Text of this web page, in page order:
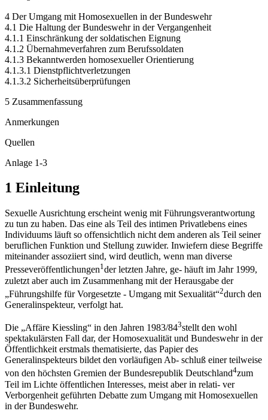
4 Der Umgang mit Homosexuellen in der Bundeswehr
4.1 Die Haltung der Bundeswehr in der Vergangenheit
4.1.1 Einschränkung der soldatischen Eignung
4.1.2 Übernahmeverfahren zum Berufssoldaten
4.1.3 Bekanntwerden homosexueller Orientierung
4.1.3.1 Dienstpflichtverletzungen
4.1.3.2 Sicherheitsüberprüfungen
5 Zusammenfassung
Anmerkungen
Quellen
Anlage 1-3
1 Einleitung
Sexuelle Ausrichtung erscheint wenig mit Führungsverantwortung
zu tun zu haben. Das eine als Teil des intimen Privatlebens eines
Individuums läuft so offensichtlich nicht dem anderen als Teil seiner
beruflichen Funktion und Stellung zuwider. Inwiefern diese Begriffe
miteinander assoziiert sind, wird deutlich, wenn man diverse
Presseveröffentlichungen1der letzten Jahre, ge- häuft im Jahr 1999,
zuletzt aber auch im Zusammenhang mit der Herausgabe der
„Führungshilfe für Vorgesetzte - Umgang mit Sexualität“2durch den
Generalinspekteur, verfolgt hat.
Die „Affäre Kiessling“ in den Jahren 1983/843stellt den wohl
spektakulärsten Fall dar, der Homosexualität und Bundeswehr in der
Öffentlichkeit erstmals thematisierte, das Papier des
Generalinspekteurs bildet den vorläufigen Ab- schluß einer teilweise
von den höchsten Gremien der Bundesrepublik Deutschland4zum
Teil im Lichte öffentlichen Interesses, meist aber in relati- ver
Verborgenheit geführten Debatte zum Umgang mit Homosexuellen
in der Bundeswehr.